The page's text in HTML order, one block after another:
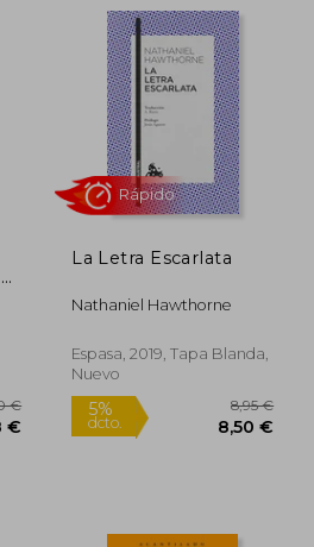
5%
dcto.
La Letra Escarlata
Nathaniel Hawthorne
Espasa, 2019, Tapa Blanda,
Nuevo